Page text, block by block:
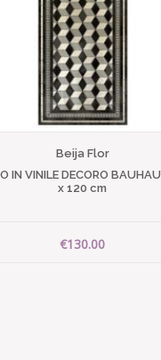
Beija Flor
IN VINILE DECORO
x 120 cm
€130.00